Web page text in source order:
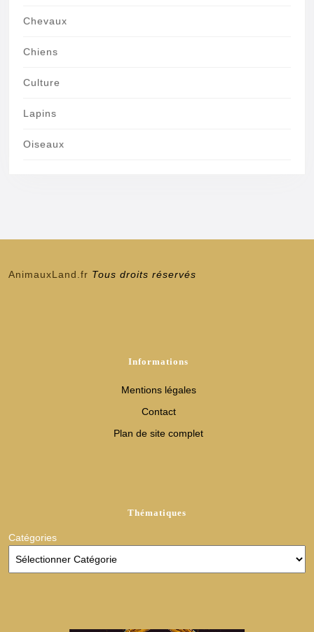
Chevaux
Chiens
Culture
Lapins
Oiseaux
AnimauxLand.fr Tous droits réservés
Informations
Mentions légales
Contact
Plan de site complet
Thématiques
Catégories